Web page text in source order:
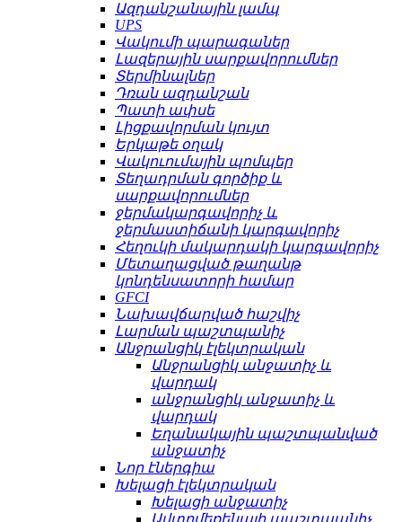
Ազդանշանային լամպ
UPS
Վակումի պարագաներ
Լազերային սարքավորումներ
Տերմինալներ
Դռան ազդանշան
Պատի ափսե
Լիցքավորման կույտ
Երկաթե օղակ
Վակուումային պոմպեր
Տեղադրման գործիք և
սարքավորումներ
ջերմակարգավորիչ և
ջերմաստիճանի կարգավորիչ
Հեղուկի մակարդակի կարգավորիչ
Մետաղացված թաղանթ
կոնդենսատորի համար
GFCI
Նախավճարված հաշվիչ
Լարման պաշտպանիչ
Անջրանցիկ էլեկտրական
Անջրանցիկ անջատիչ և
վարդակ
անջրանցիկ անջատիչ և
վարդակ
Եղանակային պաշտպանված
անջատիչ
Նոր էներգիա
Խելացի էլեկտրական
Խելացի անջատիչ
Ավտոմեքենայի պաշտպանիչ